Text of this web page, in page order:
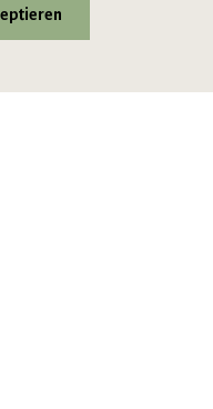
zzgl.Versandkosten